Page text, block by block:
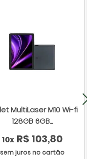
MultiLaser M10 Wi-fi
128GB 6GB...
10x R$ 103,80
sem juros no cartão